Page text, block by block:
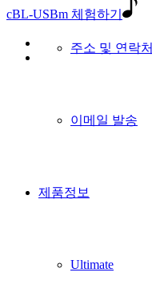
주소 및 연락처
이메일 발송
제품정보
Ultimate
cBL-USBm 체험하기